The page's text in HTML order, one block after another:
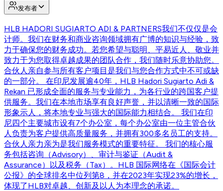
发布者
HLB HADORI SUGIARTO ADI & PARTNERS我们不仅仅是会
计师。我们在财务和商业咨询领域拥有广博的知识与经验，致
力于确保您的财务成功。若您希望与聪明、平易近人、敬业并
致力于为您取得卓越成果的团队合作，我们随时乐意协助您。
合伙人亲自参与所有客户项目是我们与您合作方式中不可或缺
的一部分。 在印尼发展逾40年，HLB Hadori Sugiarto Adi &
Rekan 已形成全面的服务与专业能力，为各行业的跨国客户提
供服务。我们在本地市场享有良好声誉，并以清晰一致的国际
形象示人，将本地专业与强大的国际能力相结合。 我们在印
尼四个主要城市设有7个办公室，每个办公室由一位主管合伙
人负责为客户提供高质量服务，并拥有300多名员工的支持。
合伙人亲力亲为是我们服务模式的重要特征。 我们的核心服
务包括咨询（Advisory）、审计与鉴证（Audit &
Assurance）以及税务（Tax）。HLB 国际网络在《国际会计
公报》的全球排名中位列第8，并在2023年实现23%的增长，
体现了HLB对卓越、创新及以人为本理念的承诺。